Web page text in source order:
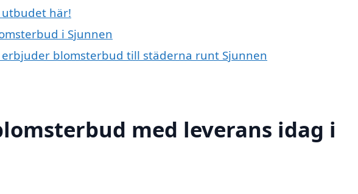
utbudet här!
i Sjunnen
blomsterbud till städerna runt Sjunnen
med leverans idag i